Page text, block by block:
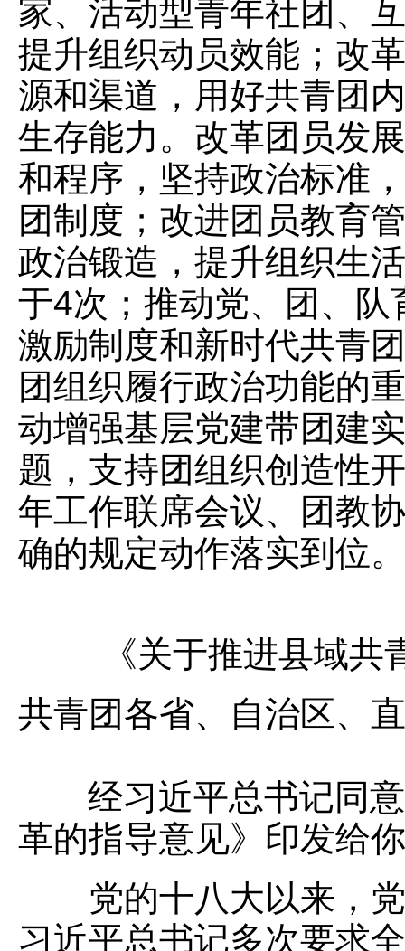
家、活动型青年社团、
提升组织动员效能；改
源和渠道，用好共青团
生存能力。改革团员发
和程序，坚持政治标准
团制度；改进团员教育
政治锻造，提升组织生
于4次；推动党、团、
激励制度和新时代共青
团组织履行政治功能的
动增强基层党建带团建
题，支持团组织创造性
年工作联席会议、团教
确的规定动作落实到位。
《关于推进县域
共青团各省、自治区、
经习近平总书记同意
革的指导意见》印发给
党的十八大以来，党
习近平总书记多次要求